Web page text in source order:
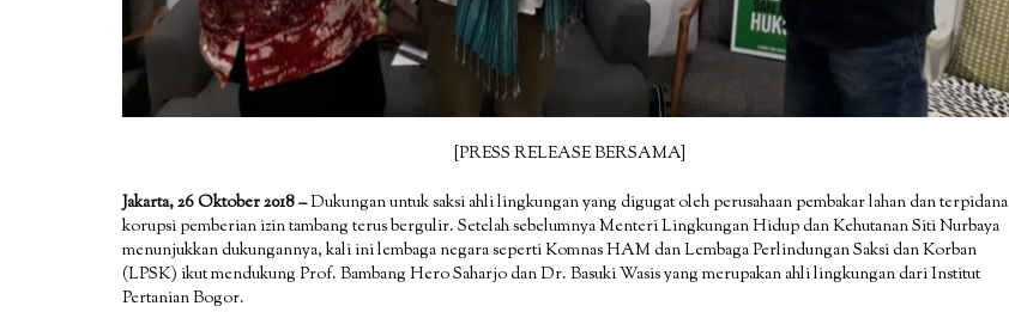
[PRESS RELEASE BERSAMA]
Jakarta, 26 Oktober 2018 –Dukungan untuk saksi ahli lingkungan yang digugat oleh perusahaan pembakar lahan dan terpidana
korupsi pemberian izin tambang terus bergulir. Setelah sebelumnya Menteri Lingkungan Hidup dan Kehutanan Siti Nurbaya
menunjukkan dukungannya, kali ini lembaga negara seperti Komnas HAM dan Lembaga Perlindungan Saksi dan Korban
(LPSK) ikut mendukung Prof. Bambang Hero Saharjo dan Dr. Basuki Wasis yang merupakan ahli lingkungan dari Institut
Pertanian Bogor.